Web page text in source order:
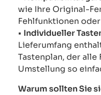
wie Ihre Original-
Fehlfunktionen
• Individueller
Lieferumfang
Tastenplan, der
Umstellung so
Warum sollten Sie